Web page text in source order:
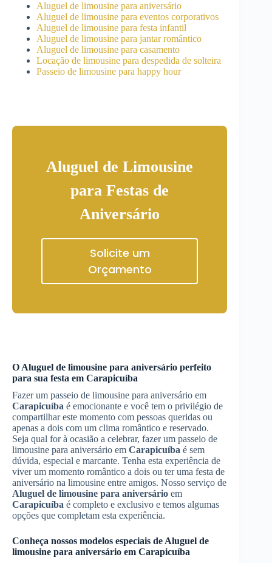
Aluguel de limousine para aniversário
Aluguel de limousine para eventos corporativos
Aluguel de limousine para festa infantil
Aluguel de limousine para jantar romântico
Aluguel de limousine para casamento
Locação de limousine para despedida de solteira
Passeio de limousine para happy hour
Aluguel de Limousine
para Festas de
Aniversário
Solicite um
Orçamento
O Aluguel de limousine para aniversário perfeito
para sua festa em Carapicuíba
Fazer um passeio de limousine para aniversário em
Carapicuíba é emocionante e você tem o privilégio de
compartilhar este momento com pessoas queridas ou
apenas a dois com um clima romântico e reservado.
Seja qual for à ocasião a celebrar, fazer um passeio de
limousine para aniversário em Carapicuíba é sem
dúvida, especial e marcante. Tenha esta experiência de
viver um momento romântico a dois ou ter uma festa de
aniversário na limousine entre amigos. Nosso serviço de
Aluguel de limousine para aniversário em
Carapicuíba é completo e exclusivo e temos algumas
opções que completam esta experiência.
Conheça nossos modelos especiais de Aluguel de
limousine para aniversário em Carapicuíba